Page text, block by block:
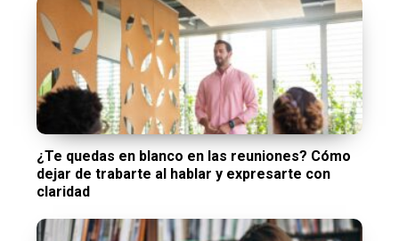
¿Te quedas en blanco en las reuniones? Cómo
dejar de trabarte al hablar y expresarte con
claridad